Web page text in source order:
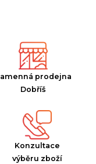
prodejna
Dobříš
Konzultace
výběru zboží